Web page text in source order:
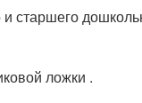
старшего
ложки .